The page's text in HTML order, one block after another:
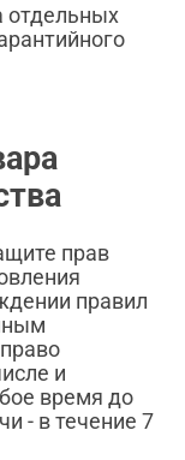
отдельных
прав
правил
и
время до
- в течение 7